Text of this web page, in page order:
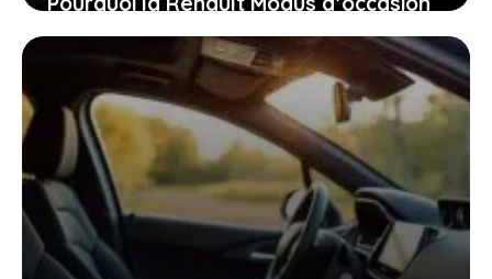
pourrait bien être la voiture idéale
pour vous aujourd’hui
26 janvier 2026